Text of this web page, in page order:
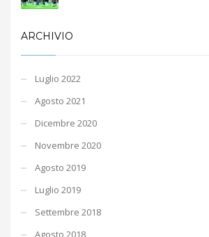
ARCHIVIO
Luglio 2022
Agosto 2021
Dicembre 2020
Novembre 2020
Agosto 2019
Luglio 2019
Settembre 2018
Agosto 2018